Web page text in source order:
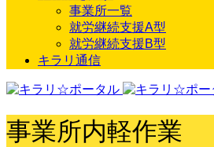
事業所一覧
就労継続支援A型
就労継続支援B型
キラリ通信
事業所内軽作業